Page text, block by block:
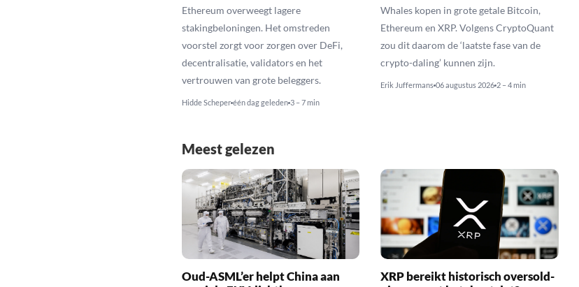
Ethereum overweegt lagere
stakingbeloningen. Het omstreden
voorstel zorgt voor zorgen over DeFi,
decentralisatie, validators en het
vertrouwen van grote beleggers.
Hidde Scheper één dag geleden 3 – 7 min
Whales kopen in grote getale Bitcoin,
Ethereum en XRP. Volgens CryptoQuant
zou dit daarom de ‘laatste fase van de
crypto-daling’ kunnen zijn.
Erik Juffermans 06 augustus 2026 2 – 4 min
Meest gelezen
Oud-ASML’er helpt China aan
XRP bereikt historisch oversold-